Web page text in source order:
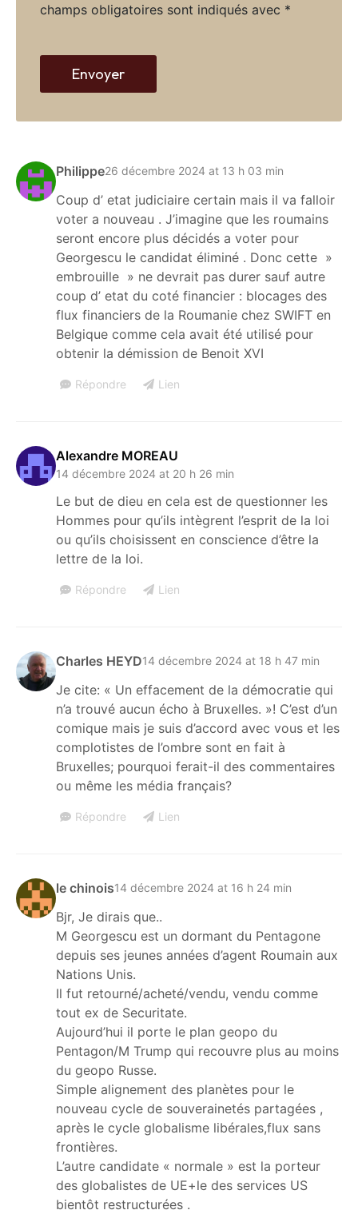
Philippe26 décembre 2024 at 13 h 03 min
Coup d’ etat judiciaire certain mais il va falloir
voter a nouveau . J’imagine que les roumains
seront encore plus décidés a voter pour
Georgescu le candidat éliminé . Donc cette »
embrouille » ne devrait pas durer sauf autre
coup d’ etat du coté financier : blocages des
flux financiers de la Roumanie chez SWIFT en
Belgique comme cela avait été utilisé pour
obtenir la démission de Benoit XVI
Répondre Lien
Alexandre MOREAU
14 décembre 2024 at 20 h 26 min
Le but de dieu en cela est de questionner les
Hommes pour qu’ils intègrent l’esprit de la loi
ou qu’ils choisissent en conscience d’être la
lettre de la loi.
Répondre Lien
Charles HEYD14 décembre 2024 at 18 h 47 min
Je cite: « Un effacement de la démocratie qui
n’a trouvé aucun écho à Bruxelles. »! C’est d’un
comique mais je suis d’accord avec vous et les
complotistes de l’ombre sont en fait à
Bruxelles; pourquoi ferait-il des commentaires
ou même les média français?
Répondre Lien
le chinois14 décembre 2024 at 16 h 24 min
Bjr, Je dirais que..
M Georgescu est un dormant du Pentagone
depuis ses jeunes années d’agent Roumain aux
Nations Unis.
Il fut retourné/acheté/vendu, vendu comme
tout ex de Securitate.
Aujourd’hui il porte le plan geopo du
Pentagon/M Trump qui recouvre plus au moins
du geopo Russe.
Simple alignement des planètes pour le
nouveau cycle de souverainetés partagées ,
après le cycle globalisme libérales,flux sans
frontières.
L’autre candidate « normale » est la porteur
des globalistes de UE+le des services US
bientôt restructurées .
champs obligatoires sont indiqués avec *
w
b
Envoyer